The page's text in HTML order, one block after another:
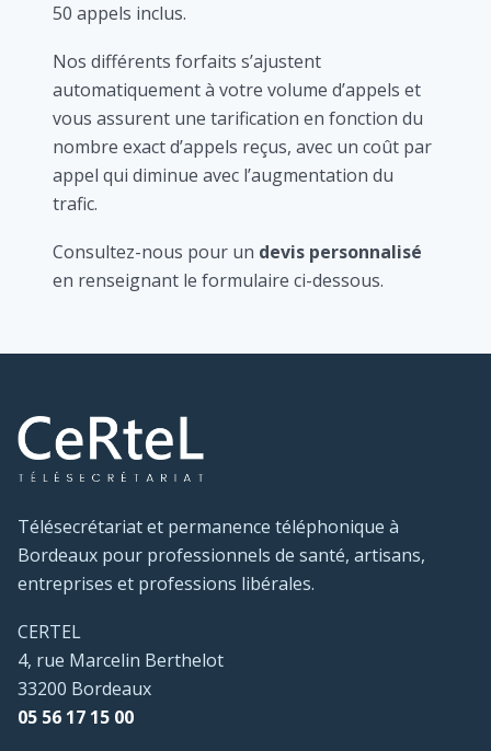
50 appels inclus.
Nos différents forfaits s’ajustent
automatiquement à votre volume d’appels et
vous assurent une tarification en fonction du
nombre exact d’appels reçus, avec un coût par
appel qui diminue avec l’augmentation du
trafic.
Consultez-nous pour un devis personnalisé
en renseignant le formulaire ci-dessous.
Télésecrétariat et permanence téléphonique à
Bordeaux pour professionnels de santé, artisans,
entreprises et professions libérales.
CERTEL
4, rue Marcelin Berthelot
33200 Bordeaux
05 56 17 15 00